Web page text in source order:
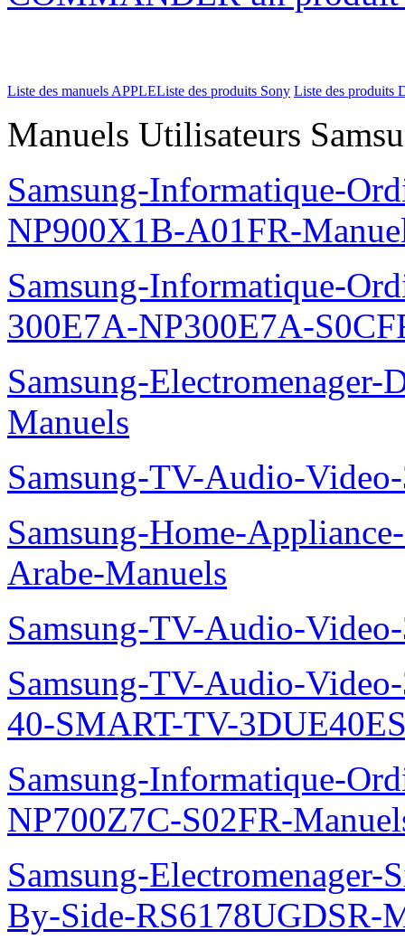
Liste des manuels APPLEListe des produits Sony Liste des produits
Manuels Utilisateurs
Samsung-Informatique-
NP900X1B-A01FR-
Samsung-Informatique-
300E7A-NP300E7A-
Samsung-
Manuels
Samsung-TV-Audio-
Samsung-Home-
Arabe-Manuels
Samsung-TV-Audio-
Samsung-TV-Audio-
40-SMART-TV-
Samsung-Informatique-
NP700Z7C-S02FR-
Samsung-
By-Side-RS6178UGDSR-